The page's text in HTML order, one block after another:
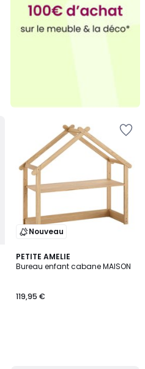
Nouveau
PETITE AMELIE
Bureau enfant cabane MAISON
119,95 €